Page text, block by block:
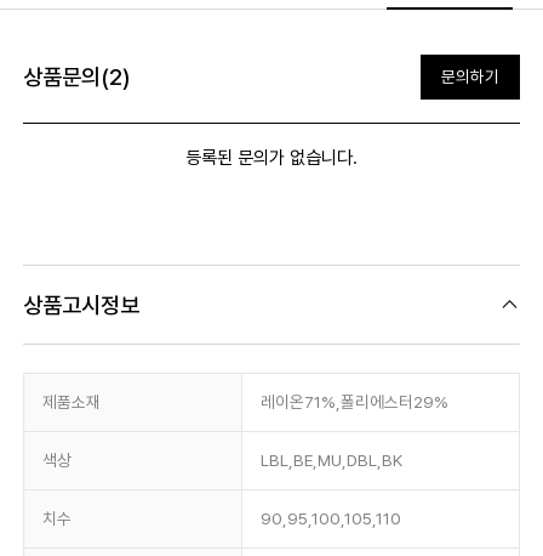
상품문의(2) 문의하기
등록된 문의가 없습니다.
상품고시정보
제품소재 레이온71%,폴리에스터29%
색상 LBL,BE,MU,DBL,BK
치수 90,95,100,105,110